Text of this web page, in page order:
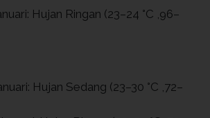
Hujan Ringan (23–24 °C ,96–
Hujan Sedang (23–30 °C ,72–